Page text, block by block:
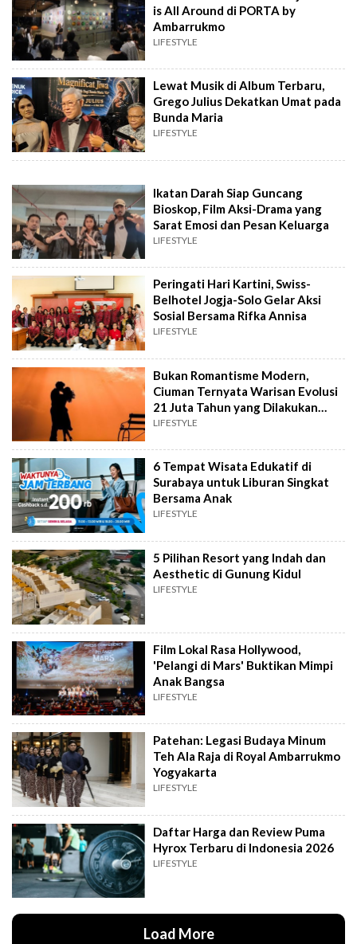
is All Around di PORTA by
Ambarrukmo
LIFESTYLE
Lewat Musik di Album Terbaru,
Grego Julius Dekatkan Umat pada
Bunda Maria
LIFESTYLE
Ikatan Darah Siap Guncang
Bioskop, Film Aksi-Drama yang
Sarat Emosi dan Pesan Keluarga
LIFESTYLE
Peringati Hari Kartini, Swiss-
Belhotel Jogja-Solo Gelar Aksi
Sosial Bersama Rifka Annisa
LIFESTYLE
Bukan Romantisme Modern,
Ciuman Ternyata Warisan Evolusi
21 Juta Tahun yang Dilakukan
Nenek Moyang
LIFESTYLE
6 Tempat Wisata Edukatif di
Surabaya untuk Liburan Singkat
Bersama Anak
LIFESTYLE
5 Pilihan Resort yang Indah dan
Aesthetic di Gunung Kidul
LIFESTYLE
Film Lokal Rasa Hollywood,
'Pelangi di Mars' Buktikan Mimpi
Anak Bangsa
LIFESTYLE
Patehan: Legasi Budaya Minum
Teh Ala Raja di Royal Ambarrukmo
Yogyakarta
LIFESTYLE
Daftar Harga dan Review Puma
Hyrox Terbaru di Indonesia 2026
LIFESTYLE
Load More